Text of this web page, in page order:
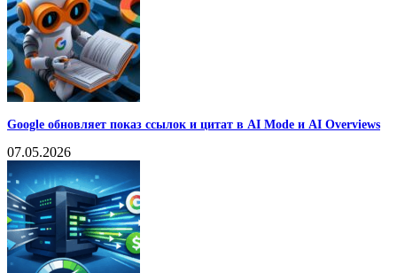
Google обновляет показ ссылок и цитат в AI Mode и AI Overviews
07.05.2026